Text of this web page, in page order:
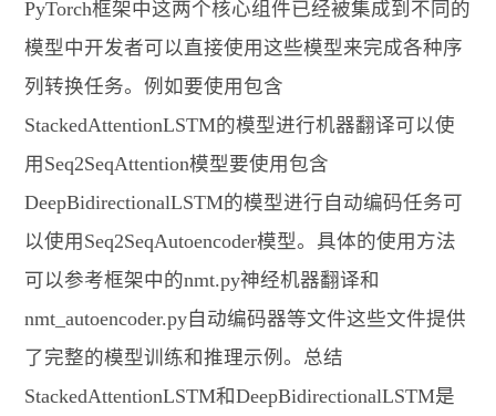
PyTorch框架中这两个核心组件已经被集成到不同的
模型中开发者可以直接使用这些模型来完成各种序
列转换任务。例如要使用包含
StackedAttentionLSTM的模型进行机器翻译可以使
用Seq2SeqAttention模型要使用包含
DeepBidirectionalLSTM的模型进行自动编码任务可
以使用Seq2SeqAutoencoder模型。具体的使用方法
可以参考框架中的nmt.py神经机器翻译和
nmt_autoencoder.py自动编码器等文件这些文件提供
了完整的模型训练和推理示例。总结
StackedAttentionLSTM和DeepBidirectionalLSTM是